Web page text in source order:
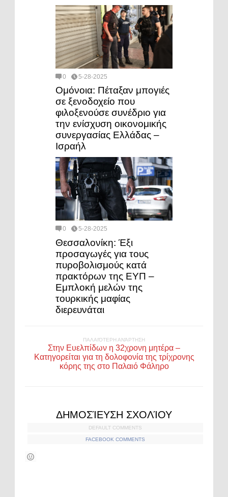
0 5-28-2025
Ομόνοια: Πέταξαν μπογιές
σε ξενοδοχείο που
φιλοξενούσε συνέδριο για
την ενίσχυση οικονομικής
συνεργασίας Ελλάδας –
Ισραήλ
0 5-28-2025
Θεσσαλονίκη: Έξι
προσαγωγές για τους
πυροβολισμούς κατά
πρακτόρων της ΕΥΠ –
Εμπλοκή μελών της
τουρκικής μαφίας
διερευνάται
ΠΑΛΑΙΌΤΕΡΗ ΑΝΆΡΤΗΣΗ
Στην Ευελπίδων η 32χρονη μητέρα –
Κατηγορείται για τη δολοφονία της τρίχρονης
κόρης της στο Παλαιό Φάληρο
ΔΗΜΟΣΊΕΥΣΗ ΣΧΟΛΊΟΥ
DEFAULT COMMENTS
FACEBOOK COMMENTS